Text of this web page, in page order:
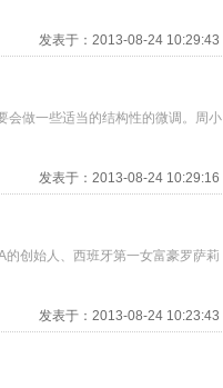
发表于：2013-08-24 10:29:43
做一些适当的结构性的微调。周小
发表于：2013-08-24 10:29:16
创始人、西班牙第一女富豪罗萨莉
发表于：2013-08-24 10:23:43